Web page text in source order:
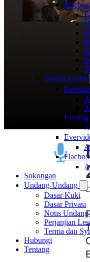
Flacbox
Soalan Lazim
Evertag
Flacbox
Sokongan
Undang-Undang
Dasar Kuki
Dasar Privasi
Notis
Perjanjian
Terma dan
Hubungi
Tentang